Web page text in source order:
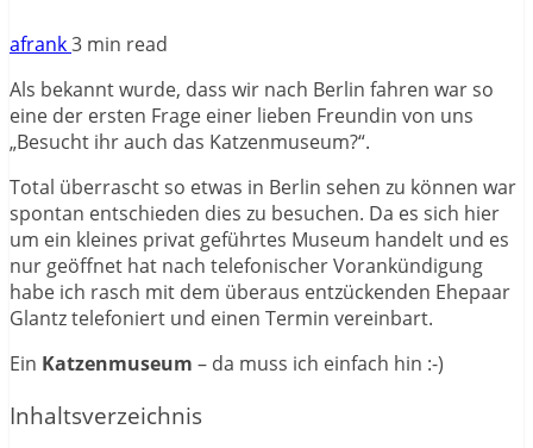
afrank3 min read
Als bekannt wurde, dass wir nach Berlin fahren war so
eine der ersten Frage einer lieben Freundin von uns
„Besucht ihr auch das Katzenmuseum?“.
Total überrascht so etwas in Berlin sehen zu können war
spontan entschieden dies zu besuchen. Da es sich hier
um ein kleines privat geführtes Museum handelt und es
nur geöffnet hat nach telefonischer Vorankündigung
habe ich rasch mit dem überaus entzückenden Ehepaar
Glantz telefoniert und einen Termin vereinbart.
Ein Katzenmuseum – da muss ich einfach hin :-)
Inhaltsverzeichnis